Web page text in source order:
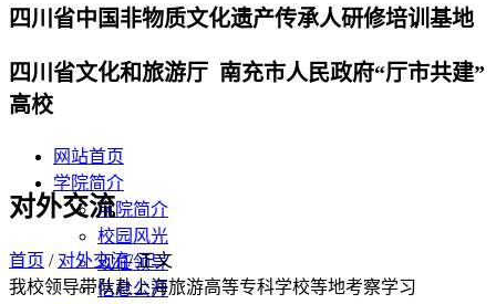
四川省中国非物质文化遗产传承人研修培训基地
四川省文化和旅游厅 南充市人民政府“厅市共建”
高校
网站首页
学院简介
学院简介
校园风光
现任领导
信息公开
对外交流
首页 / 对外交流/ 正文
我校领导带队赴上海旅游高等专科学校等地考察学习